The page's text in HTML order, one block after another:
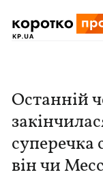
Останній
він чи